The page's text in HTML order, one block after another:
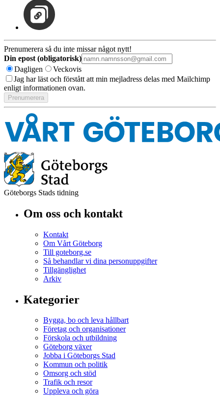
Prenumerera så du inte missar något nytt!
Din epost (obligatorisk)
Dagligen
Veckovis
Jag har läst och förstått att min mejladress delas med Mailchimp
enligt informationen ovan.
Göteborgs Stads tidning
Om oss och kontakt
Kontakt
Om Vårt Göteborg
Till goteborg.se
Så behandlar vi dina personuppgifter
Tillgänglighet
Arkiv
Kategorier
Bygga, bo och leva hållbart
Företag och organisationer
Förskola och utbildning
Göteborg växer
Jobba i Göteborgs Stad
Kommun och politik
Omsorg och stöd
Trafik och resor
Uppleva och göra